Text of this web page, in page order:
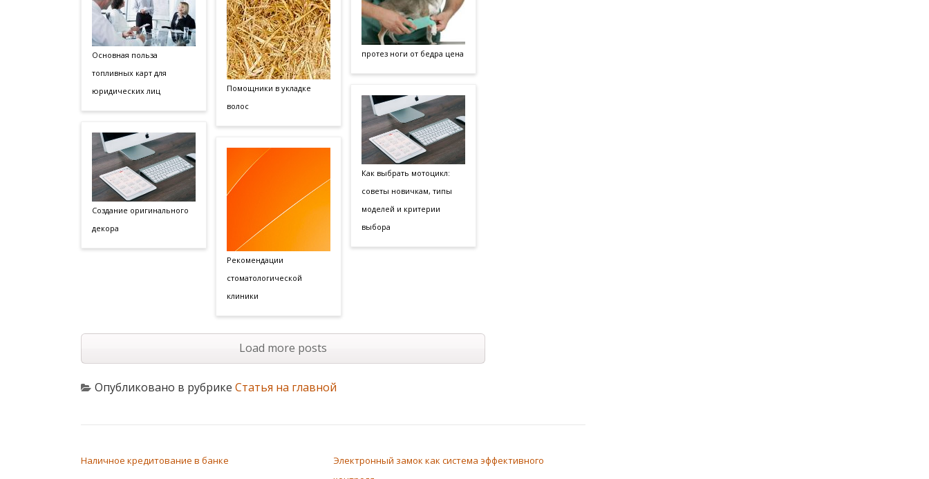
Основная польза
топливных карт для
юридических лиц
Создание оригинального
декора
Помощники в укладке
волос
Рекомендации
стоматологической
клиники
протез ноги от бедра цена
Как выбрать мотоцикл:
советы новичкам, типы
моделей и критерии
выбора
Load more posts
Опубликовано в рубрике Статья на главной
Наличное кредитование в банке
Электронный замок как система эффективного